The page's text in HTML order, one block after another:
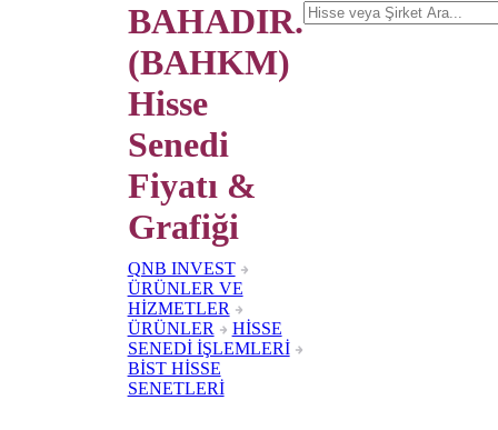
BAHADIR.
(BAHKM)
Hisse
Senedi
Fiyatı &
Grafiği
QNB INVEST
ÜRÜNLER VE
HİZMETLER
ÜRÜNLER
HİSSE
SENEDİ İŞLEMLERİ
BİST HİSSE
SENETLERİ